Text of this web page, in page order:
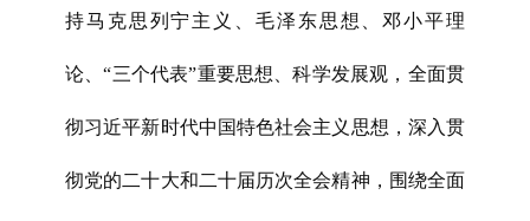
持马克思列宁主义、毛泽东思想、邓小平理
论、“三个代表”重要思想、科学发展观，全面贯
彻习近平新时代中国特色社会主义思想，深入贯
彻党的二十大和二十届历次全会精神，围绕全面